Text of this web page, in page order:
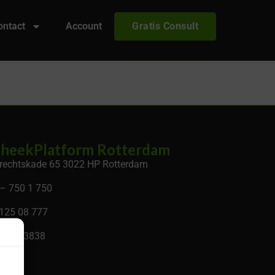
Account Gratis Consult
Rotterdam
65 3022 HP Rotterdam
750 1 750
08 777
34133838